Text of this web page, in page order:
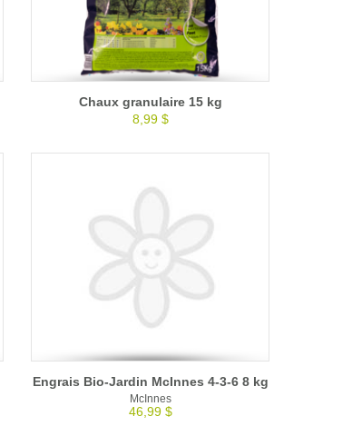
Chaux granulaire 15 kg
8,99 $
Engrais Bio-Jardin McInnes 4-3-6 8 kg
McInnes
46,99 $